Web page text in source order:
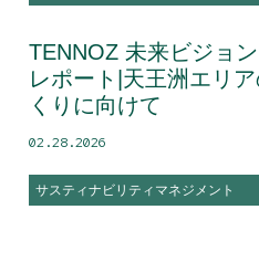
TENNOZ 未来ビジョ
レポート|天王洲エリ
くりに向けて
02.28.2026
サスティナビリティマネジメント